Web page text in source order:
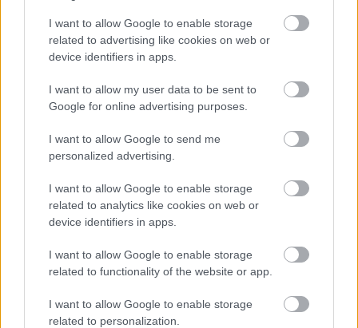
I want to allow Google to enable storage
related to advertising like cookies on web or
device identifiers in apps.
I want to allow my user data to be sent to
Google for online advertising purposes.
I want to allow Google to send me
personalized advertising.
I want to allow Google to enable storage
related to analytics like cookies on web or
device identifiers in apps.
I want to allow Google to enable storage
related to functionality of the website or app.
I want to allow Google to enable storage
related to personalization.
Erre az egészre még rájött egy találkaszervező-
funkció is. Mert a Szigeten, a hangzavarban eddig is
max sms-ben tudtunk kommunikálni egymással.
Szóval a Szig.it-tel lehet gyorsan és egyszerűen
találkozókat szervezni, és az ismerőseink egyből
Pluszban még van egy shoutbox, ahova minden
neki és mi nem a fesztiválon.
Az egész Szig.it pár nap éjszakázás eredménye.
szeretünk vele játszani. És reméljük, hogy a
barátaink is szeretni fogják. A Szig.it-et persze bárki
használhatja. Jó tudni, hogy akkor működik igazán
jól, ha 1-2 ismerősünk is használja a Szig.it-et.